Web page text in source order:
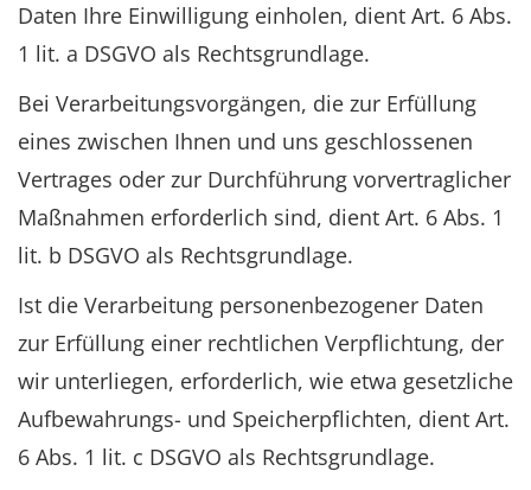
Daten Ihre Einwilligung einholen, dient Art. 6 Abs.
1 lit. a DSGVO als Rechtsgrundlage.
Bei Verarbeitungsvorgängen, die zur Erfüllung
eines zwischen Ihnen und uns geschlossenen
Vertrages oder zur Durchführung vorvertraglicher
Maßnahmen erforderlich sind, dient Art. 6 Abs. 1
lit. b DSGVO als Rechtsgrundlage.
Ist die Verarbeitung personenbezogener Daten
zur Erfüllung einer rechtlichen Verpflichtung, der
wir unterliegen, erforderlich, wie etwa gesetzliche
Aufbewahrungs- und Speicherpflichten, dient Art.
6 Abs. 1 lit. c DSGVO als Rechtsgrundlage.